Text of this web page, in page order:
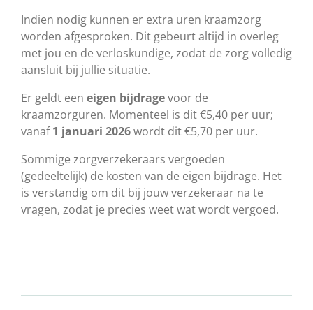
Indien nodig kunnen er extra uren kraamzorg
worden afgesproken. Dit gebeurt altijd in overleg
met jou en de verloskundige, zodat de zorg volledig
aansluit bij jullie situatie.
Er geldt een eigen bijdragevoor de
kraamzorguren. Momenteel is dit €5,40 per uur;
vanaf1 januari 2026wordt dit €5,70 per uur.
Sommige zorgverzekeraars vergoeden
(gedeeltelijk) de kosten van de eigen bijdrage. Het
is verstandig om dit bij jouw verzekeraar na te
vragen, zodat je precies weet wat wordt vergoed.